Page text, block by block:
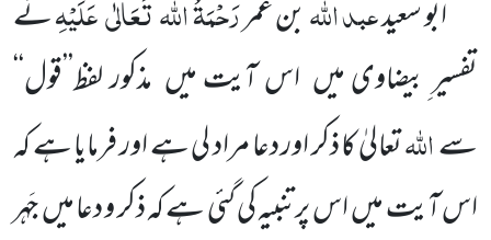
ابو سعیدعبد اللہبن عمررَحْمَۃُ اللہتَعَالٰیعَلَیْہِنے
تفسیر ِبیضاوی میں اس آیت میں مذکور لفظ’’قول‘‘
سےاللہتعالیٰ کا ذکر اور دعا مراد لی ہے اور فرمایا ہے کہ
اس آیت میںاس پر تنبیہ کی گئی ہے کہ ذکر و دعا میںجَہر